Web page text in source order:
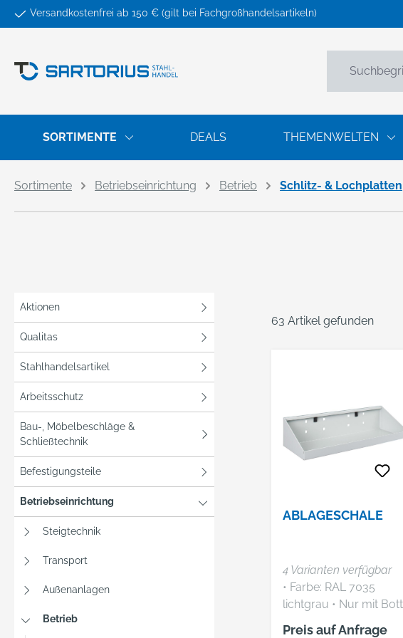
Zur Hauptnavigation springen
Versandkostenfrei ab 150 € (gilt bei Fachgroßhandelsartikeln)
SORTIMENTE DEALS THEMENWELTEN
Sortimente Betriebseinrichtung Betrieb Schlitz- & Lochplatten
Aktionen
Qualitas
Stahlhandelsartikel
Arbeitsschutz
Bau-, Möbelbeschläge &
Schließtechnik
Befestigungsteile
Betriebseinrichtung
Steigtechnik
Transport
Außenanlagen
Betrieb
63 Artikel gefunden
ABLAGESCHALE
4 Varianten verfügbar
• Farbe: RAL 7035
lichtgrau • Nur mit Bott
Lochplatten kompatibel
Preis auf Anfrage